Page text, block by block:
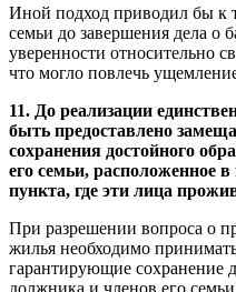
Иной подход приводил бы к
семьи до завершения дела о
уверенности относительно
что могло повлечь
11. До реализации
быть предоставлено
сохранения достойного
его семьи, расположенное
пункта, где эти лица
При разрешении вопроса о
жилья необходимо
гарантирующие сохранение
должника и членов его